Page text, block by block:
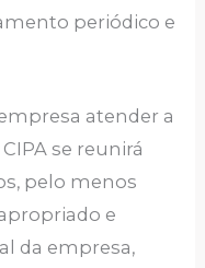
periódico e
atender a
se reunirá
pelo menos
e
da empresa,